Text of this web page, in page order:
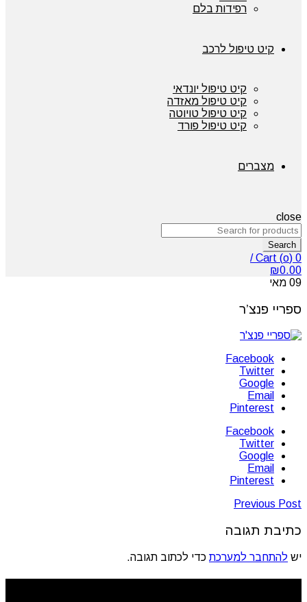
רפידות בלם
קיט טיפול לרכב
קיט טיפול יונדאי
קיט טיפול מאזדה
קיט טיפול טויוטה
קיט טיפול פורד
מצברים
close
Search
Cart (o) 0
/
₪0.00
09 מאי
ספריי פנצ’ר
Facebook
Twitter
Google
Email
Pinterest
Facebook
Twitter
Google
Email
Pinterest
Previous Post
כתיבת תגובה
יש להתחבר למערכת כדי לכתוב תגובה.